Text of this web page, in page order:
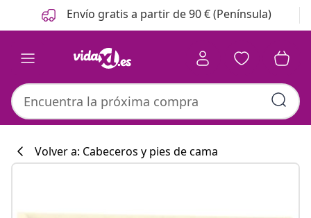
Anterior
Siguiente Envío gratis a partir de 90 € (Península)
Volver a: Cabeceros y pies de cama